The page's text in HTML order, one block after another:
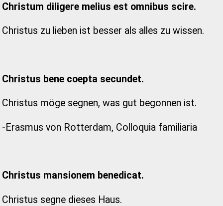
Christum diligere melius est omnibus scire.
Christus zu lieben ist besser als alles zu wissen.
Christus bene coepta secundet.
Christus möge segnen, was gut begonnen ist.
-Erasmus von Rotterdam, Colloquia familiaria
Christus mansionem benedicat.
Christus segne dieses Haus.